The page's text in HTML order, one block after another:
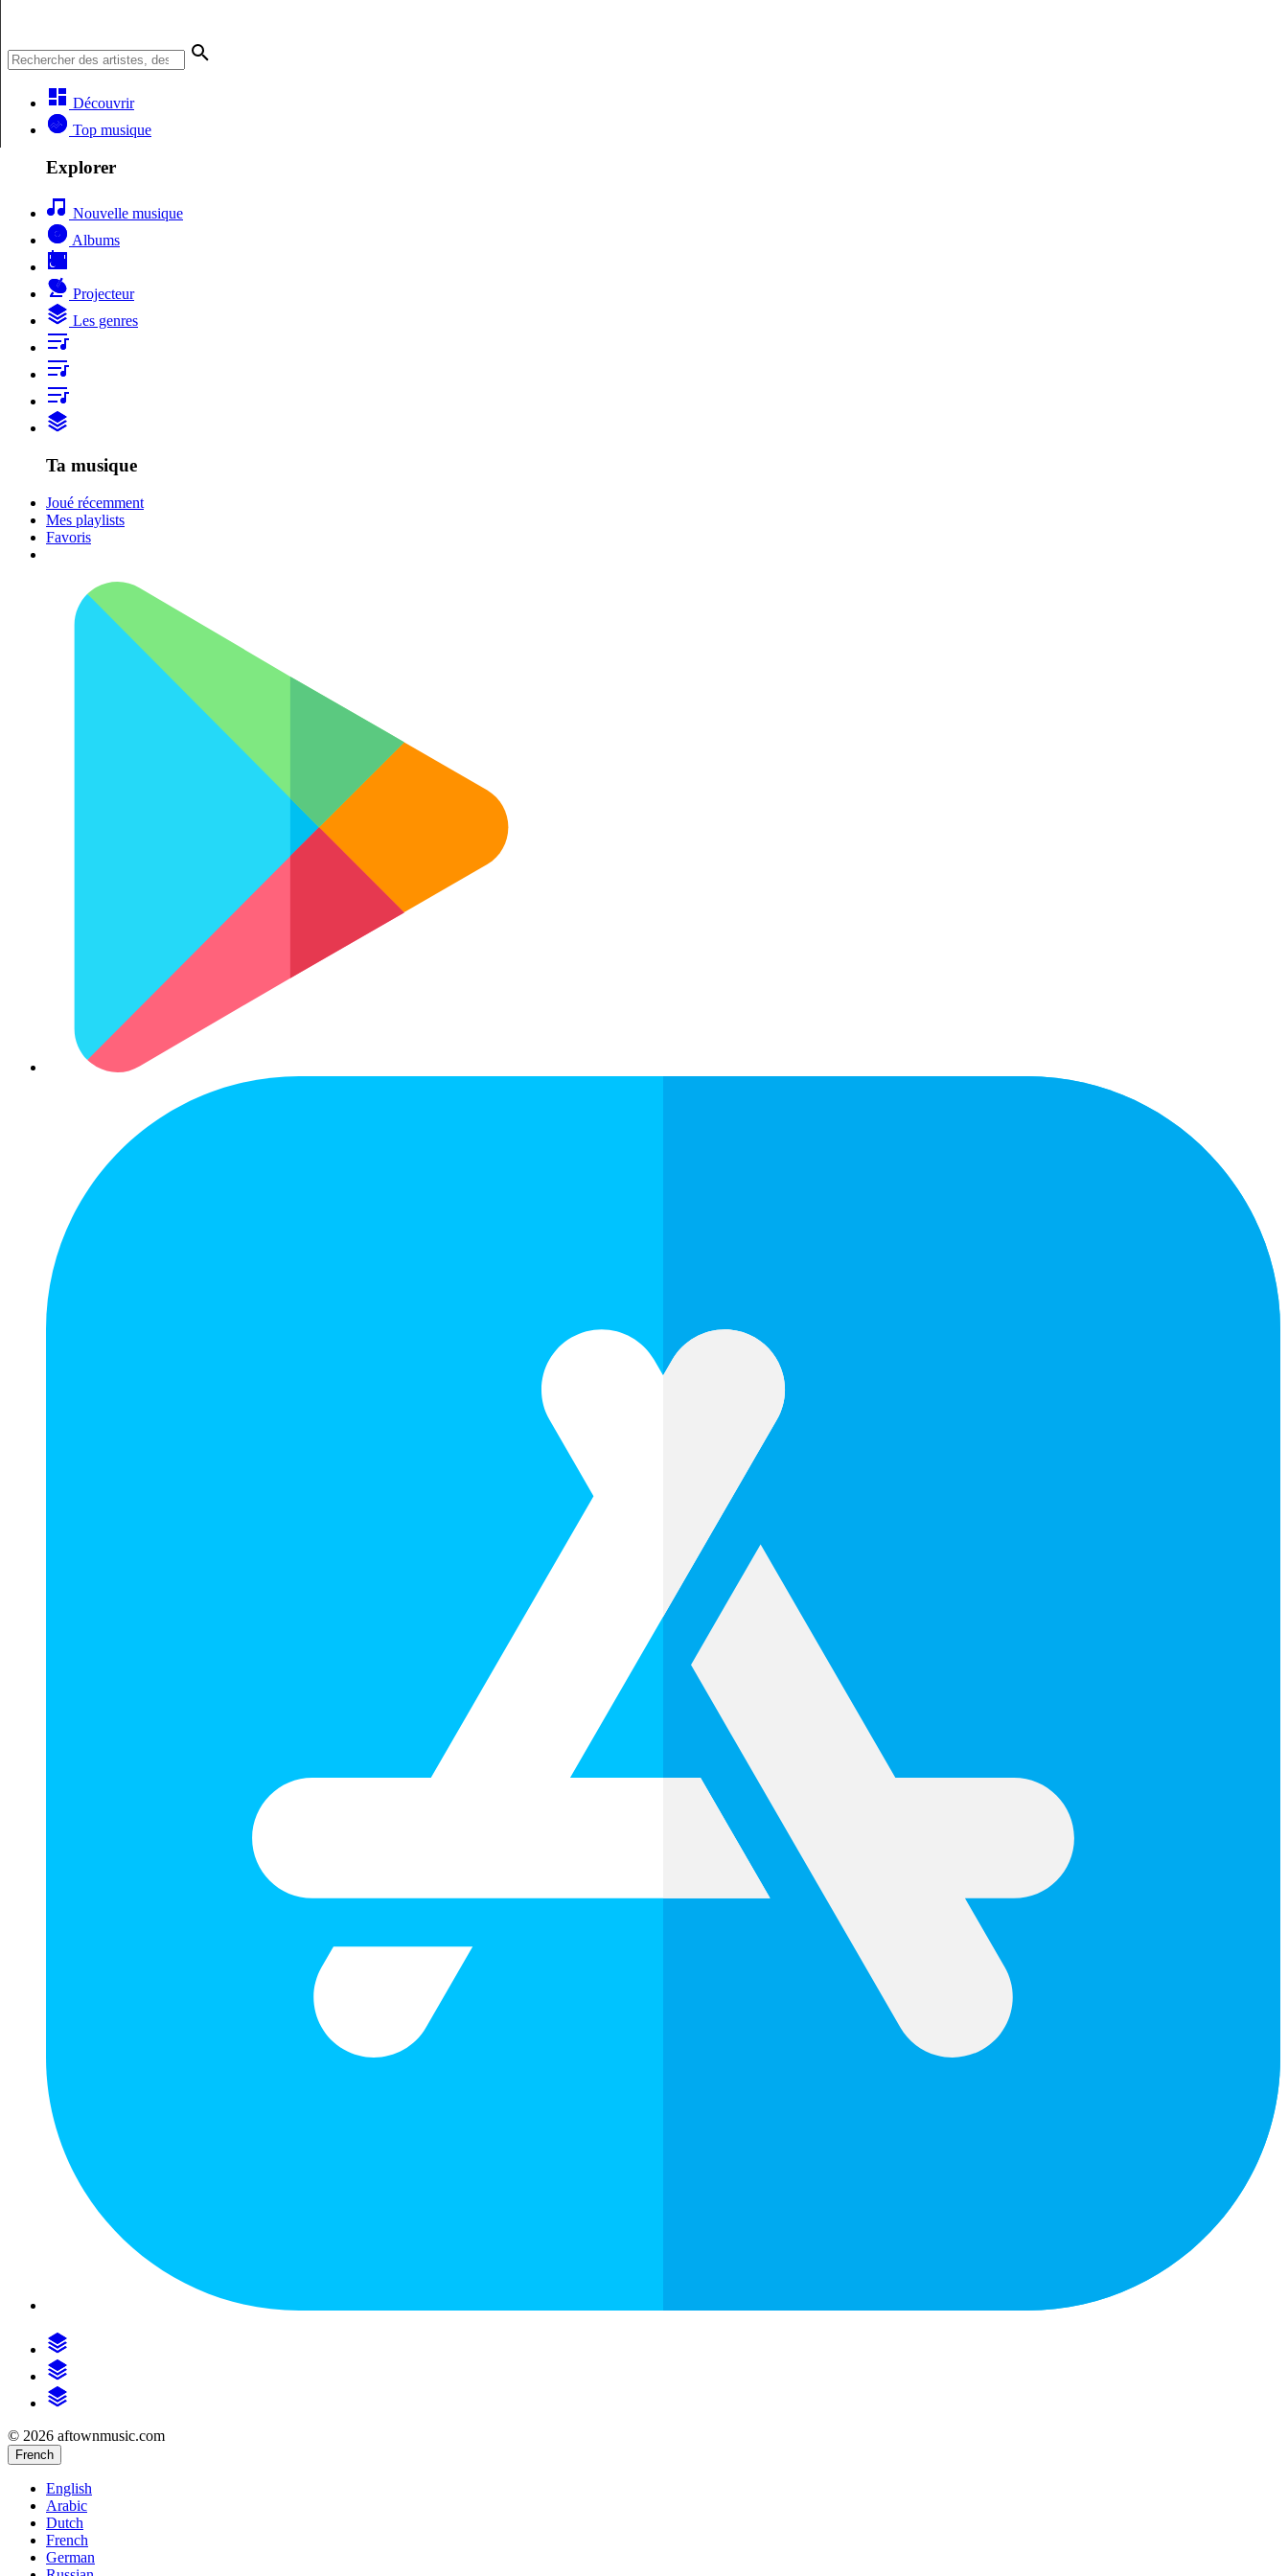
Découvrir
Top musique
Explorer
Nouvelle musique
Albums
Projecteur
Les genres
Ta musique
Joué récemment
Mes playlists
Favoris
© 2026 aftownmusic.com
French
English
Arabic
Dutch
French
German